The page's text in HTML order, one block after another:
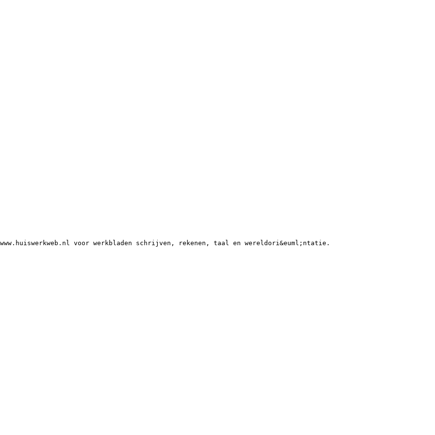
voor werkbladen schrijven, rekenen, taal en wereldori&euml;ntatie.